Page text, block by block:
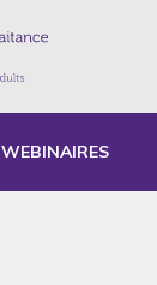
WEBINAIRES